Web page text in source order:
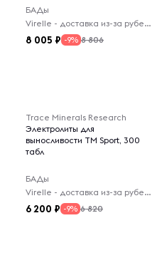
БАДы
Virelle - доставка из-за рубежа
8 005 -9% 8 806
Trace Minerals Research
Электролиты для
выносливости TM Sport, 300
табл
БАДы
Virelle - доставка из-за рубежа
6 200 -9% 6 820